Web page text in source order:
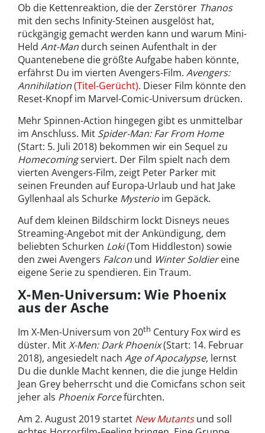
Ob die Kettenreaktion, die der Zerstörer Thanos
mit den sechs Infinity-Steinen ausgelöst hat,
rückgängig gemacht werden kann und warum Mini-
Held Ant-Man durch seinen Aufenthalt in der
Quantenebene die größte Aufgabe haben könnte,
erfährst Du im vierten Avengers-Film. Avengers:
Annihilation(Titel-Gerücht). Dieser Film könnte den
Reset-Knopf im Marvel-Comic-Universum drücken.
Mehr Spinnen-Action hingegen gibt es unmittelbar
im Anschluss. Mit Spider-Man: Far From Home
(Start: 5. Juli 2018) bekommen wir ein Sequel zu
Homecomingserviert. Der Film spielt nach dem
vierten Avengers-Film, zeigt Peter Parker mit
seinen Freunden auf Europa-Urlaub und hat Jake
Gyllenhaal als Schurke Mysterio im Gepäck.
Auf dem kleinen Bildschirm lockt Disneys neues
Streaming-Angebot mit der Ankündigung, dem
beliebten Schurken Loki(Tom Hiddleston) sowie
den zwei Avengers Falcon und Winter Soldiereine
eigene Serie zu spendieren. Ein Traum.
X-Men-Universum: Wie Phoenix
aus der Asche
Im X-Men-Universum von 20th Century Fox wird es
düster. MitX-Men: Dark Phoenix(Start: 14. Februar
2018), angesiedelt nach Age of Apocalypse, lernst
Du die dunkle Macht kennen, die die junge Heldin
Jean Grey beherrscht und die Comicfans schon seit
jeher als Phoenix Forcefürchten.
Am 2. August 2019 startet New Mutantsund soll